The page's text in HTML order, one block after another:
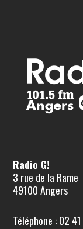
Radio G!
3 rue de la Rame
49100 Angers
Téléphone : 02